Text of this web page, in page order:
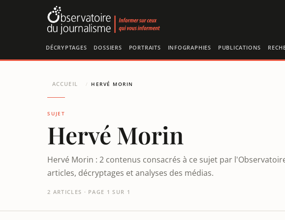
DÉCRYPTAGES DOSSIERS PORTRAITS INFOGRAPHIES PUBLICATIONS
ACCUEIL / HERVÉ MORIN
SUJET
Hervé Morin
Hervé Morin : 2 contenus consacrés à ce sujet par
articles, décryptages et analyses des médias.
2 ARTICLES · PAGE 1 SUR 1
Panneau de gestion des cookies